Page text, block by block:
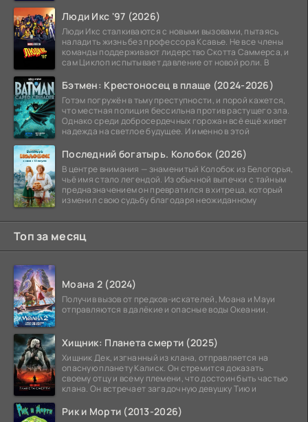
Люди Икс '97 (2026)
Люди Икс сталкиваются с новыми вызовами, пытаясь
наладить жизнь без профессора Ксавье. Не все члены
команды поддерживают лидерство Скотта Саммерса, и
сам Циклоп испытывает давление от новой роли. В
Бэтмен: Крестоносец в плаще (2024-2026)
Готэм погружён в тьму преступности, и порой кажется,
что местная полиция бессильна против растущего зла.
Однако среди добросердечных горожан всё ещё живет
надежда на светлое будущее. И именно в этой
Последний богатырь. Колобок (2026)
В центре внимания — знаменитый Колобок из Белогорья,
чьё имя стало легендой. Из обычной выпечки с тайным
предназначением он превратился в хитреца, который
изменил свою судьбу благодаря неожиданному
Топ за месяц
Моана 2 (2024)
Получив вызов от предков-искателей, Моана и Мауи
отправляются в далёкие и опасные воды Океании.
Хищник: Планета смерти (2025)
Хищник Дек, изгнанный из клана, отправляется на
опасную планету Калиск. Он стремится доказать
своему отцу и всему племени, что достоин быть частью
клана. Он встречает загадочную девушку Тию и
Рик и Морти (2013-2026)